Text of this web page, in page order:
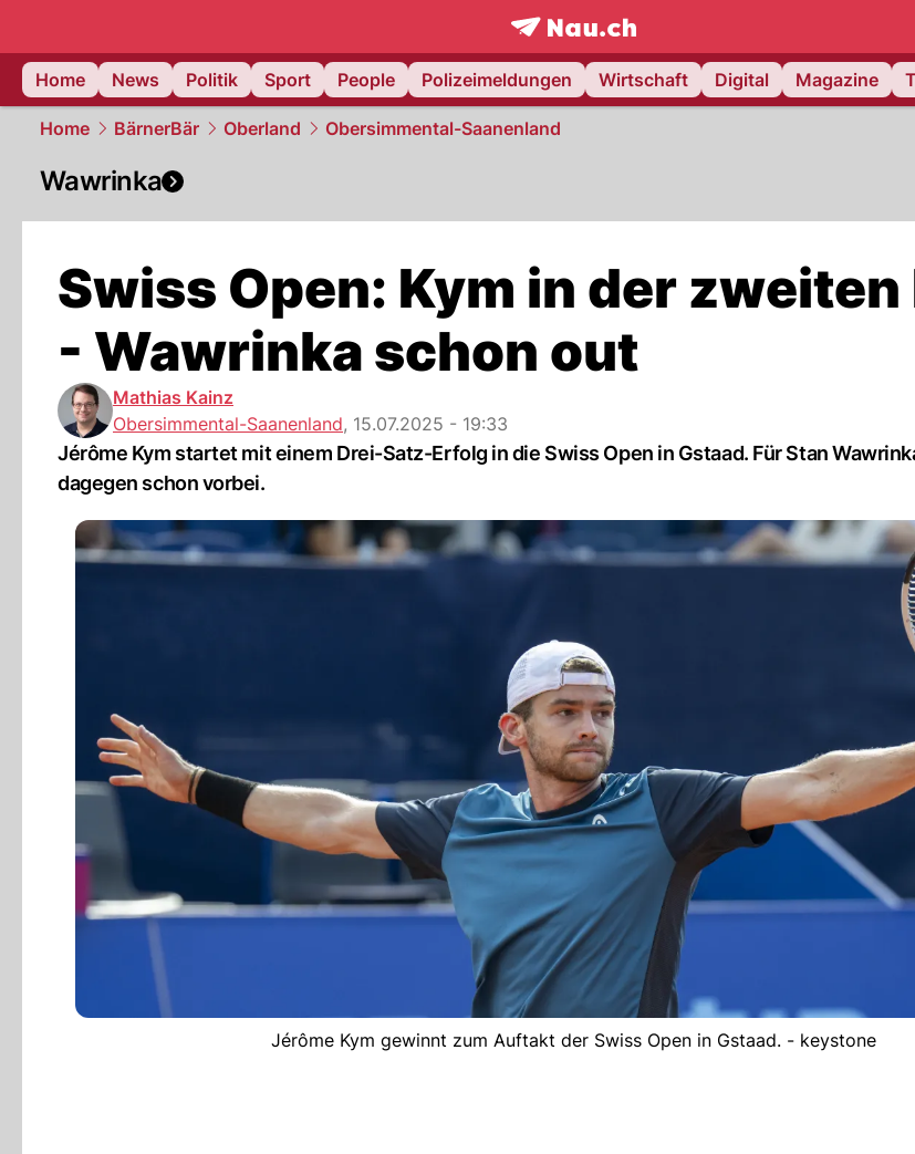
frontpage.NAU.ch
Home
News Politik Sport People Polizeimeldungen Wirtschaft Digital Magazine
Home BärnerBär Oberland Obersimmental-Saanenland
Wawrinka
Swiss Open: Kym in der zweiten
- Wawrinka schon out
Mathias Kainz
Obersimmental-Saanenland, 15.07.2025 - 19:33
Jérôme Kym startet mit einem Drei-Satz-Erfolg in die Swiss Open in Gstaad. Für Stan
dagegen schon vorbei.
Jérôme Kym gewinnt zum Auftakt der Swiss Open in Gstaad. - keystone